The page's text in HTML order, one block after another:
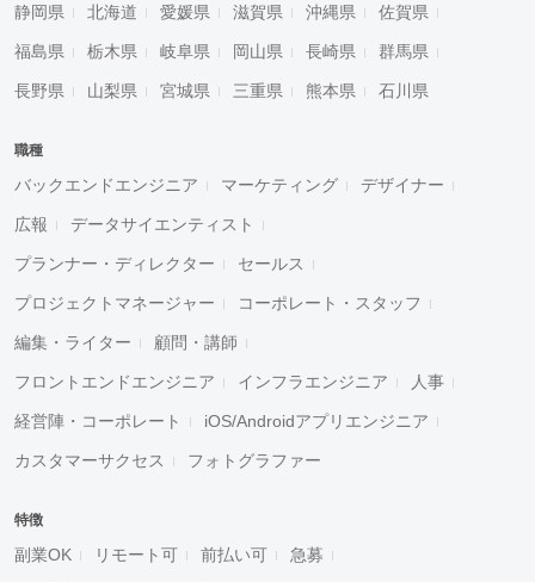
静岡県 北海道 愛媛県 滋賀県 沖縄県 佐賀県
福島県 栃木県 岐阜県 岡山県 長崎県 群馬県
長野県 山梨県 宮城県 三重県 熊本県 石川県
職種
バックエンドエンジニア マーケティング デザイナー
広報 データサイエンティスト
プランナー・ディレクター セールス
プロジェクトマネージャー コーポレート・スタッフ
編集・ライター 顧問・講師
フロントエンドエンジニア インフラエンジニア 人事
経営陣・コーポレート iOS/Androidアプリエンジニア
カスタマーサクセス フォトグラファー
特徴
副業OK リモート可 前払い可 急募